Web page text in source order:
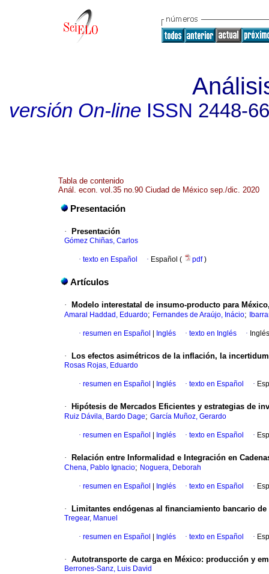
versión On-lineISSN 2448-
Tabla de contenido
Anál. econ. vol.35 no.90 Ciudad de México sep./dic. 2020
Presentación
· Presentación
Gómez Chiñas, Carlos
· texto en Español · Español ( pdf)
Artículos
· Modelo interestatal de insumo-producto para
Amaral Haddad, Eduardo; Fernandes de Araújo, Inácio;
· resumen en Español Inglés · texto en Inglés ·
· Los efectos asimétricos de la inflación, la
Rosas Rojas, Eduardo
· resumen en Español Inglés · texto en Español ·
· Hipótesis de Mercados Eficientes y estrategias de
Ruiz Dávila, Bardo Dage; García Muñoz, Gerardo
· resumen en Español Inglés · texto en Español ·
· Relación entre Informalidad e Integración en
Chena, Pablo Ignacio; Noguera, Deborah
· resumen en Español Inglés · texto en Español ·
· Limitantes endógenas al financiamiento bancario
Tregear, Manuel
· resumen en Español Inglés · texto en Español ·
· Autotransporte de carga en México: producción y
Berrones-Sanz, Luis David